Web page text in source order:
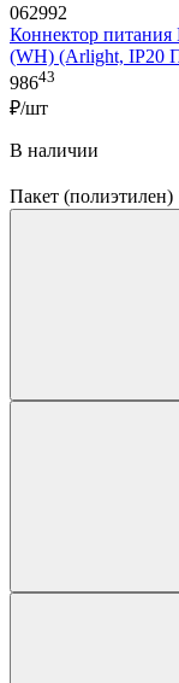
062992
Коннектор
(WH) (Arlight, IP20
98643
₽/шт
В наличии
Пакет